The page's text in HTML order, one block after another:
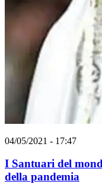
04/05/2021 - 17:47
I Santuari del
della pandemia